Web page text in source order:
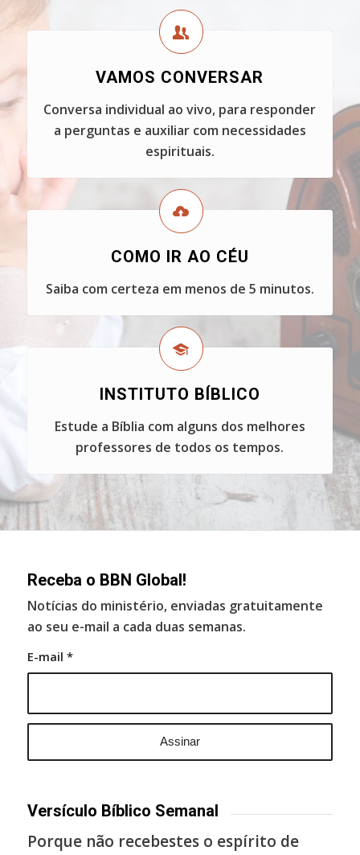
VAMOS CONVERSAR
Conversa individual ao vivo, para responder
a perguntas e auxiliar com necessidades
espirituais.
COMO IR AO CÉU
Saiba com certeza em menos de 5 minutos.
INSTITUTO BÍBLICO
Estude a Bíblia com alguns dos melhores
professores de todos os tempos.
Receba o BBN Global!
Notícias do ministério, enviadas gratuitamente
ao seu e-mail a cada duas semanas.
E-mail *
Versículo Bíblico Semanal
Porque não recebestes o espírito de